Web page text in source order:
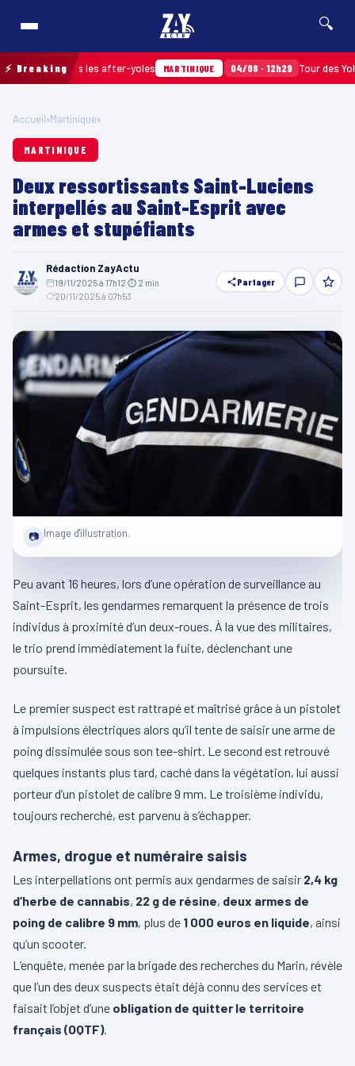
🔍
⚡ Breaking
après les after-yoles MARTINIQUE 04/08 · 12h29 Tour des Yoles
Accueil›Martinique›
MARTINIQUE
Deux ressortissants Saint-Luciens
interpellés au Saint-Esprit avec
armes et stupéfiants
Rédaction ZayActu
19/11/2025 à 17h12 ⏱ 2 min
20/11/2025 à 07h53
Partager
📷 Image d'illustration.
Peu avant 16 heures, lors d’une opération de surveillance au
Saint-Esprit, les gendarmes remarquent la présence de trois
individus à proximité d’un deux-roues. À la vue des militaires,
le trio prend immédiatement la fuite, déclenchant une
poursuite.
Le premier suspect est rattrapé et maîtrisé grâce à un pistolet
à impulsions électriques alors qu’il tente de saisir une arme de
poing dissimulée sous son tee-shirt. Le second est retrouvé
quelques instants plus tard, caché dans la végétation, lui aussi
porteur d’un pistolet de calibre 9 mm. Le troisième individu,
toujours recherché, est parvenu à s’échapper.
Armes, drogue et numéraire saisis
Les interpellations ont permis aux gendarmes de saisir 2,4 kg
d’herbe de cannabis, 22 g de résine, deux armes de
poing de calibre 9 mm, plus de 1 000 euros en liquide, ainsi
qu’un scooter.
L’enquête, menée par la brigade des recherches du Marin, révèle
que l’un des deux suspects était déjà connu des services et
faisait l’objet d’une obligation de quitter le territoire
français (OQTF).